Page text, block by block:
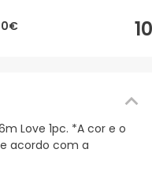
Love 1pc. *A cor e o
acordo com a